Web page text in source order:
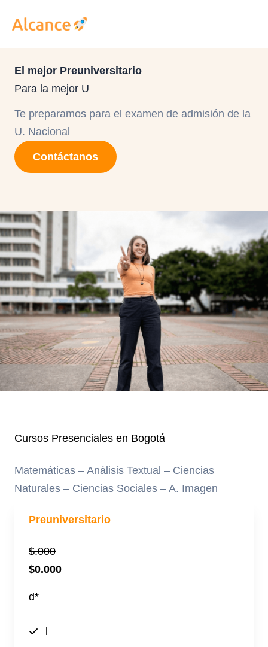
El mejor Preuniversitario
Para la mejor U
Te preparamos para el examen de admisión de la
U. Nacional
Contáctanos
Cursos Presenciales en Bogotá
Matemáticas – Análisis Textual – Ciencias
Naturales – Ciencias Sociales – A. Imagen
Preuniversitario
$.000
$0.000
d*
l